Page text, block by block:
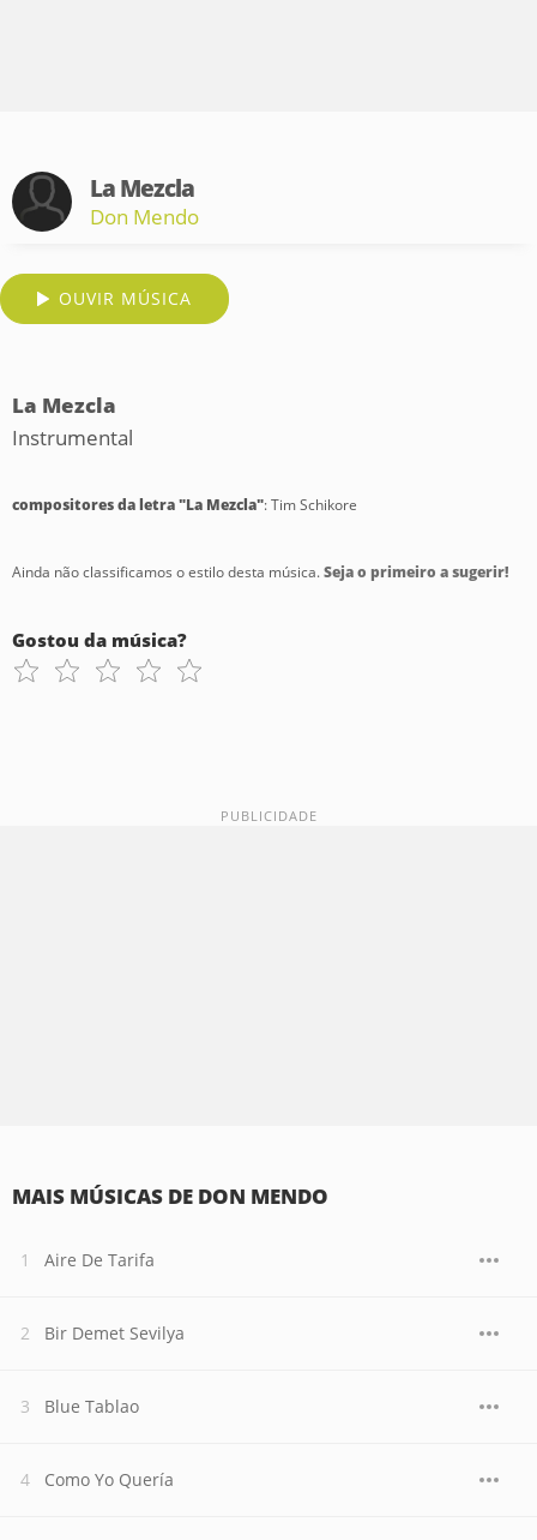
La Mezcla
Don Mendo
OUVIR MÚSICA
La Mezcla
Instrumental
compositores da letra "La Mezcla": Tim Schikore
Ainda não classificamos o estilo desta música.Seja o primeiro a sugerir!
Gostou da música?
MAIS MÚSICAS DE DON MENDO
Aire De Tarifa
Bir Demet Sevilya
Blue Tablao
Como Yo Quería